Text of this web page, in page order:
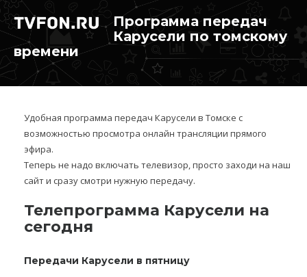
Программа передач
Карусели по томскому
времени
Удобная программа передач Карусели в Томске с
возможностью просмотра онлайн трансляции прямого
эфира.
Теперь не надо включать телевизор, просто заходи на наш
сайт и сразу смотри нужную передачу.
Телепрограмма Карусели на
сегодня
Передачи Карусели в пятницу